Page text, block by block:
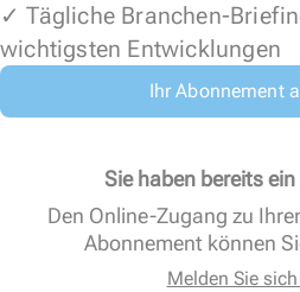
✓ Tägliche Branchen-
wichtigsten Entwicklungen
Ihr Abonnement
Sie haben bereits
Den Online-Zugang zu
Abonnement können
Melden Sie